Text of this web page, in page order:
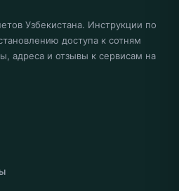
Узбекистана. Инструкции по
доступа к сотням
адреса и отзывы к сервисам на